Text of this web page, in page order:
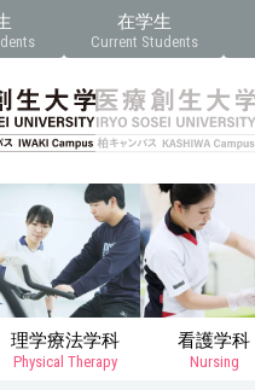
在学生
Current Students
理学療法学科
Physical Therapy
看護学科
Nursing